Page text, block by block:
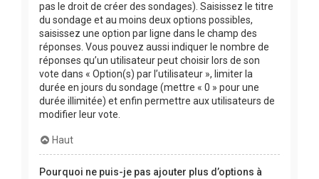
pas le droit de créer des sondages). Saisissez le titre
du sondage et au moins deux options possibles,
saisissez une option par ligne dans le champ des
réponses. Vous pouvez aussi indiquer le nombre de
réponses qu’un utilisateur peut choisir lors de son
vote dans « Option(s) par l’utilisateur », limiter la
durée en jours du sondage (mettre « 0 » pour une
durée illimitée) et enfin permettre aux utilisateurs de
modifier leur vote.
Haut
Pourquoi ne puis-je pas ajouter plus d’options à